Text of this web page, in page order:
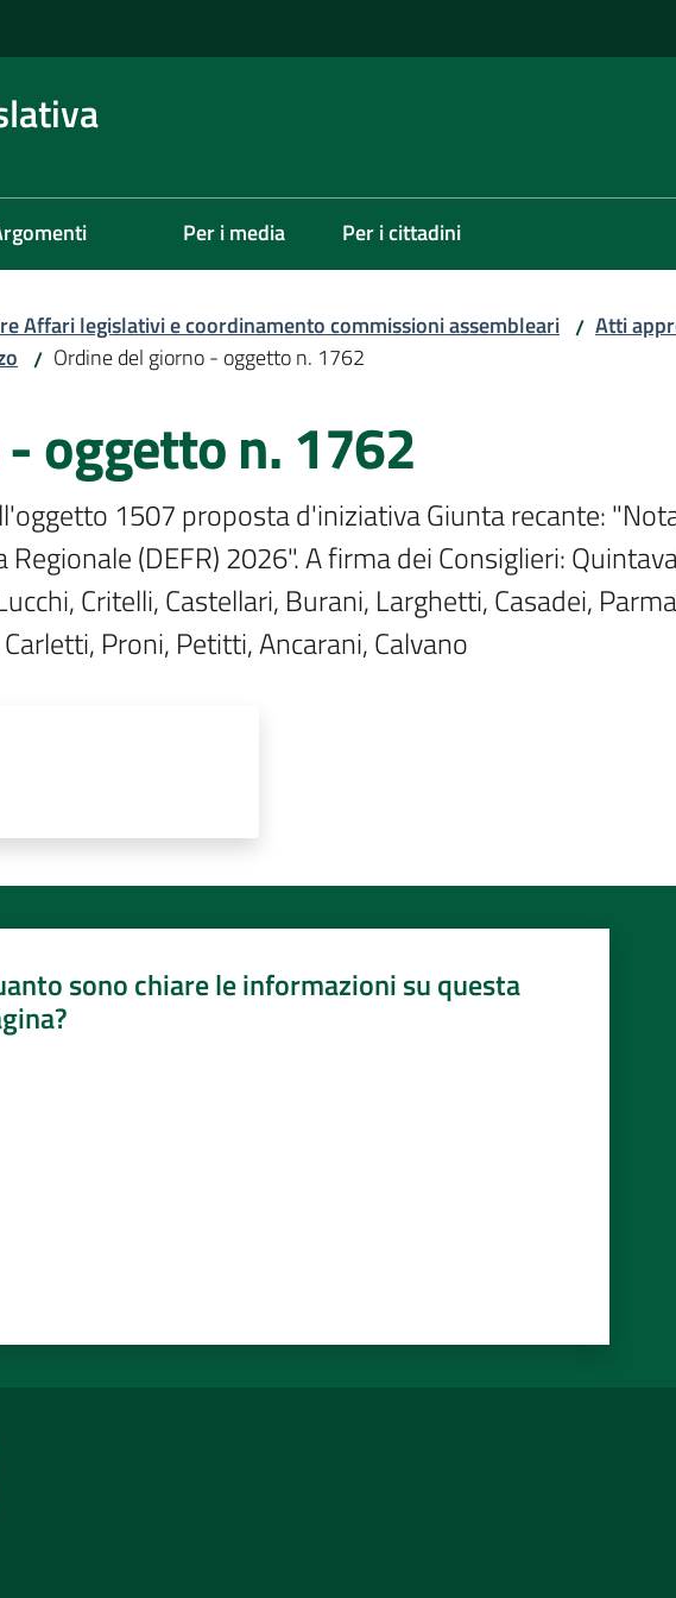
Per i media Per i cittadini
Affari legislativi e coordinamento commissioni assembleari / Atti
/ Ordine del giorno - oggetto n. 1762
oggetto n. 1762
1507 proposta d'iniziativa Giunta recante:
(DEFR) 2026". A firma dei Consiglieri:
Critelli, Castellari, Burani, Larghetti, Casadei,
Proni, Petitti, Ancarani, Calvano
sono chiare le informazioni su questa